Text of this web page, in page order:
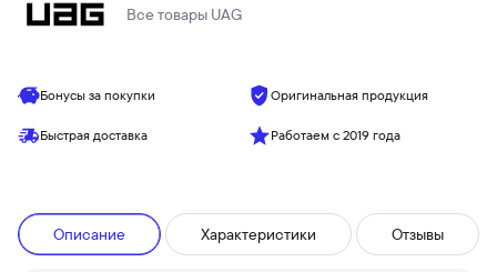
Все товары UAG
Бонусы за покупки Оригинальная продукция
Быстрая доставка Работаем с 2019 года
Описание Характеристики Отзывы